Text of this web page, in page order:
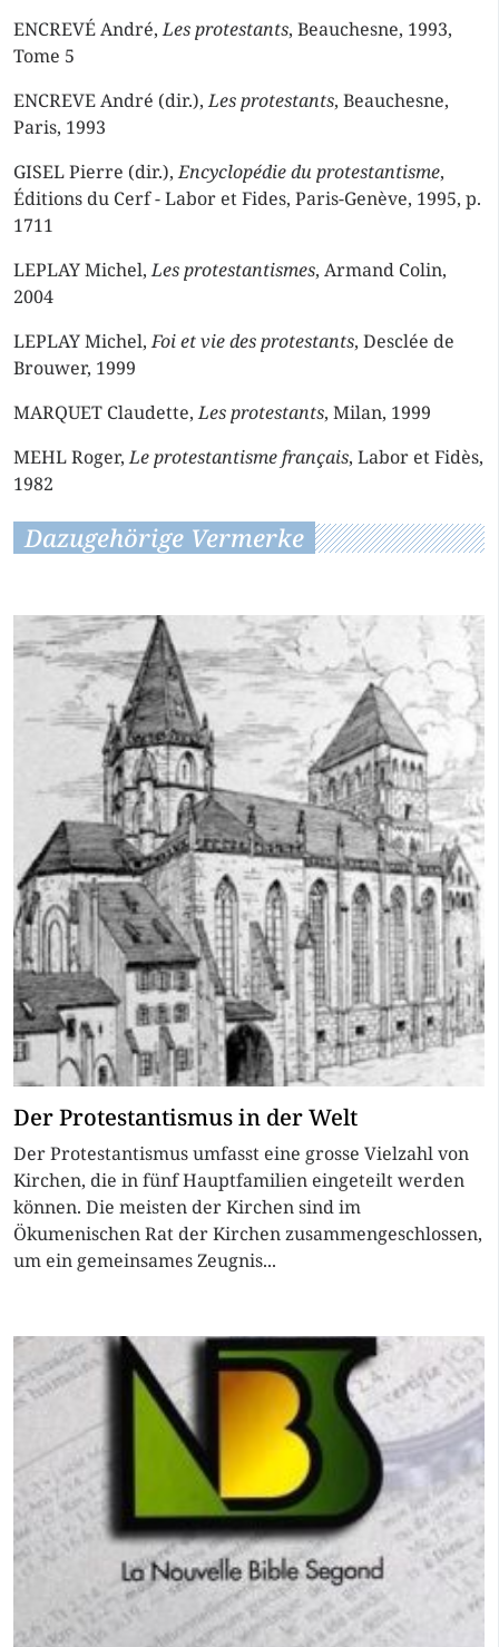
ENCREVÉ André,Les protestants, Beauchesne, 1993,
Tome 5
ENCREVE André (dir.),Les protestants, Beauchesne,
Paris, 1993
GISEL Pierre (dir.),Encyclopédie du protestantisme,
Éditions du Cerf - Labor et Fides, Paris-Genève, 1995, p.
1711
LEPLAY Michel,Les protestantismes, Armand Colin,
2004
LEPLAY Michel,Foi et vie des protestants, Desclée de
Brouwer, 1999
MARQUET Claudette,Les protestants, Milan, 1999
MEHL Roger,Le protestantisme français, Labor et Fidès,
1982
Dazugehörige Vermerke
Der Protestantismus in der Welt
Der Protestantismus umfasst eine grosse Vielzahl von
Kirchen, die in fünf Hauptfamilien eingeteilt werden
können. Die meisten der Kirchen sind im
Ökumenischen Rat der Kirchen zusammengeschlossen,
um ein gemeinsames Zeugnis...